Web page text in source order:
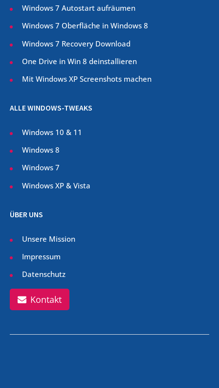
Windows 7 Autostart aufräumen
Windows 7 Oberfläche in Windows 8
Windows 7 Recovery Download
One Drive in Win 8 deinstallieren
Mit Windows XP Screenshots machen
ALLE WINDOWS-TWEAKS
Windows 10 & 11
Windows 8
Windows 7
Windows XP & Vista
ÜBER UNS
Unsere Mission
Impressum
Datenschutz
Kontakt